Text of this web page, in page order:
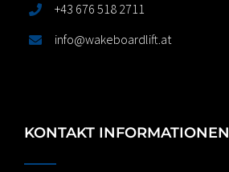
+43 676 518 2711
info@wakeboardlift.at
KONTAKT INFORMATIONEN